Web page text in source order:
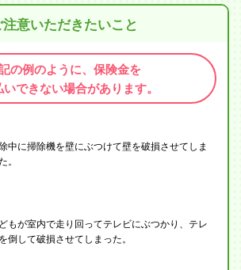
注意いただきたいこと
の例のように、保険金を
いできない場合があります。
中に掃除機を壁にぶつけて壁を破損させてしま
。
もが室内で走り回ってテレビにぶつかり、テレ
倒して破損させてしまった。